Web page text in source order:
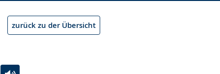
zurück zu der Übersicht